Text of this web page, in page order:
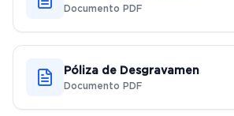
Documento PDF
Póliza de Desgravamen
Documento PDF